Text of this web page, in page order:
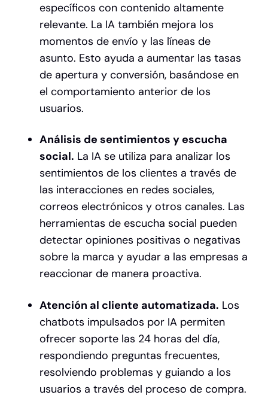
específicos con contenido altamente
relevante. La IA también mejora los
momentos de envío y las líneas de
asunto. Esto ayuda a aumentar las tasas
de apertura y conversión, basándose en
el comportamiento anterior de los
usuarios.
Análisis de sentimientos y escucha
social. La IA se utiliza para analizar los
sentimientos de los clientes a través de
las interacciones en redes sociales,
correos electrónicos y otros canales. Las
herramientas de escucha social pueden
detectar opiniones positivas o negativas
sobre la marca y ayudar a las empresas a
reaccionar de manera proactiva.
Atención al cliente automatizada. Los
chatbots impulsados por IA permiten
ofrecer soporte las 24 horas del día,
respondiendo preguntas frecuentes,
resolviendo problemas y guiando a los
usuarios a través del proceso de compra.